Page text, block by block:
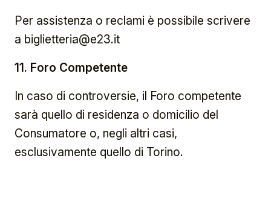
Per assistenza o reclami è possibile scrivere
a biglietteria@e23.it
11. Foro Competente
In caso di controversie, il Foro competente
sarà quello di residenza o domicilio del
Consumatore o, negli altri casi,
esclusivamente quello di Torino.